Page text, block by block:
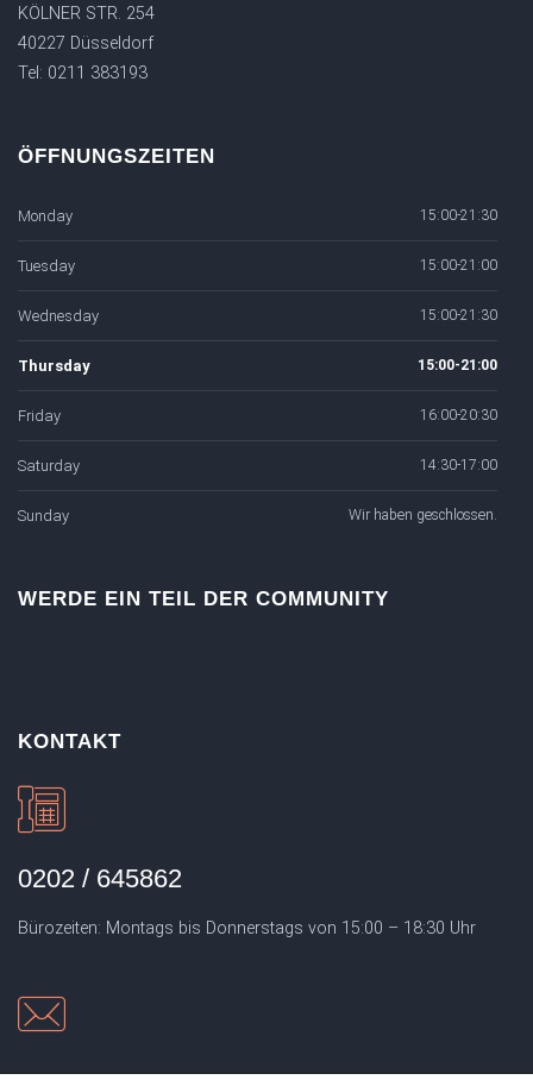
KÖLNER STR. 254
40227 Düsseldorf
Tel: 0211 383193
ÖFFNUNGSZEITEN
Monday 15:00-21:30
Tuesday 15:00-21:00
Wednesday 15:00-21:30
Thursday 15:00-21:00
Friday 16:00-20:30
Saturday 14:30-17:00
Sunday Wir haben geschlossen.
WERDE EIN TEIL DER COMMUNITY
KONTAKT
0202 / 645862
Bürozeiten: Montags bis Donnerstags von 15:00 – 18:30 Uhr